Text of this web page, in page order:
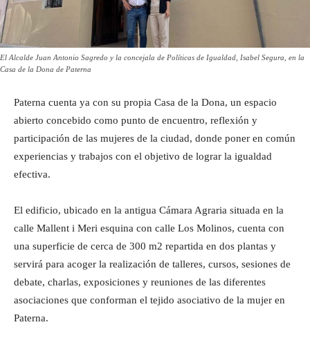
El Alcalde Juan Antonio Sagredo y la concejala de Políticas de Igualdad, Isabel Segura, en la
Casa de la Dona de Paterna
Paterna cuenta ya con su propia Casa de la Dona, un espacio
abierto concebido como punto de encuentro, reflexión y
participación de las mujeres de la ciudad, donde poner en común
experiencias y trabajos con el objetivo de lograr la igualdad
efectiva.
El edificio, ubicado en la antigua Cámara Agraria situada en la
calle Mallent i Meri esquina con calle Los Molinos, cuenta con
una superficie de cerca de 300 m2 repartida en dos plantas y
servirá para acoger la realización de talleres, cursos, sesiones de
debate, charlas, exposiciones y reuniones de las diferentes
asociaciones que conforman el tejido asociativo de la mujer en
Paterna.